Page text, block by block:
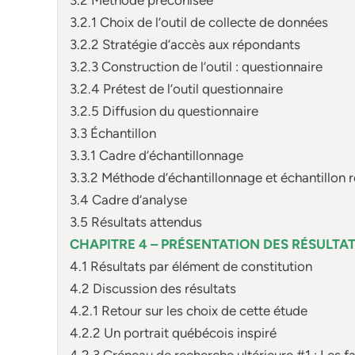
3.2.1 Choix de l’outil de collecte de données
3.2.2 Stratégie d’accès aux répondants
3.2.3 Construction de l’outil : questionnaire
3.2.4 Prétest de l’outil questionnaire
3.2.5 Diffusion du questionnaire
3.3 Échantillon
3.3.1 Cadre d’échantillonnage
3.3.2 Méthode d’échantillonnage et échantillon
3.4 Cadre d’analyse
3.5 Résultats attendus
CHAPITRE 4 – PRÉSENTATION DES
4.1 Résultats par élément de constitution
4.2 Discussion des résultats
4.2.1 Retour sur les choix de cette étude
4.2.2 Un portrait québécois inspiré